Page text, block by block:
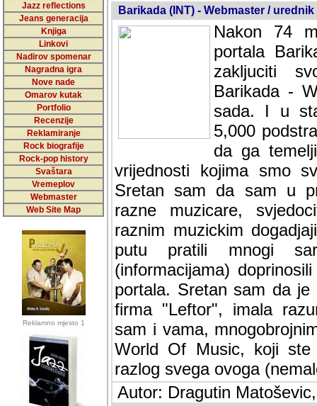
Jazz reflections
Jeans generacija
Knjiga
Linkovi
Nadirov spomenar
Nagradna igra
Nove nade
Omarov kutak
Portfolio
Recenzije
Reklamiranje
Rock biografije
Rock-pop history
Svaštara
Vremeplov
Webmaster
Web Site Map
Reklamno mjesto 1
Barikada (INT) - Webmaster / urednik
Nakon 74
portala
zakljuciti
Barikada -
sada. I u
5,000
da ga
vrijednosti kojima smo
Sretan sam da sam u
muzicare, svjedociti
muzickim dogadjajima...
mnogi saradnici koji
doprinosili vrijednosti i
sam da je i moj web
imala razumijevanja za
mnogobrojnim
Music, koji ste ga
ovoga (nemalog) rada.
Autor: Dragutin